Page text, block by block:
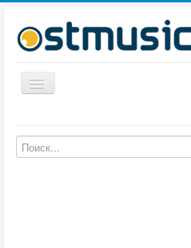
Включить/выключить навигацию
Музыка из мультфильмов